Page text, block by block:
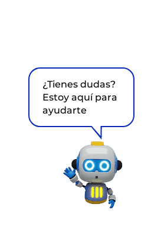
¿Tienes dudas?
Estoy aquí para
ayudarte